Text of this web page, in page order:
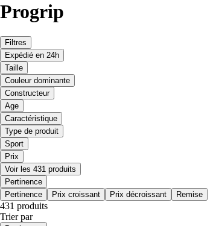
Progrip
Filtres
Expédié en 24h
Taille
Couleur dominante
Constructeur
Age
Caractéristique
Type de produit
Sport
Prix
Voir les 431 produits
Pertinence
Pertinence
Prix croissant Prix décroissant Remise
431 produits
Trier par